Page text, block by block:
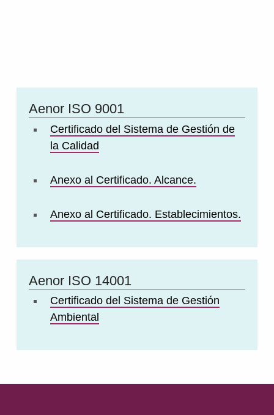
Aenor ISO 9001
Certificado del Sistema de Gestión de
la Calidad
Anexo al Certificado. Alcance.
Anexo al Certificado. Establecimientos.
Aenor ISO 14001
Certificado del Sistema de Gestión
Ambiental
Volver a la navegación principal